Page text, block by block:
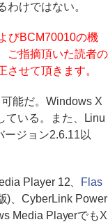
けではない。
びBCM70010の機
ご指摘頂いた読者の
せて頂きます。
能だ。Windows X
ている。また、Linu
ジョン2.6.11以
Player 12、 Flas
)、CyberLink Power
Media PlayerでもX